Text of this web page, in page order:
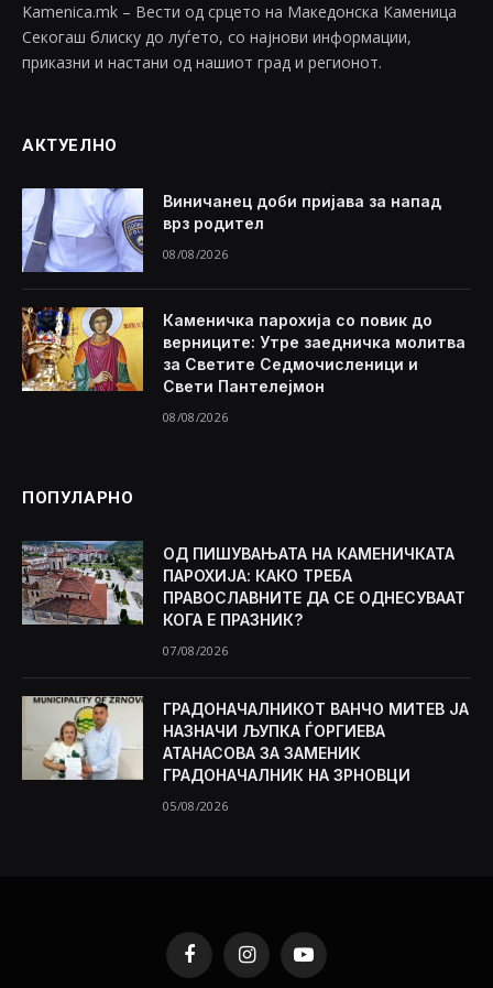
Kamenica.mk – Вести од срцето на Македонска Каменица
Секогаш блиску до луѓето, со најнови информации,
приказни и настани од нашиот град и регионот.
АКТУЕЛНО
Виничанец доби пријава за напад
врз родител
08/08/2026
Каменичка парохија со повик до
верниците: Утре заедничка молитва
за Светите Седмочисленици и
Свети Пантелејмон
08/08/2026
ПОПУЛАРНО
ОД ПИШУВАЊАТА НА КАМЕНИЧКАТА
ПАРОХИЈА: КАКО ТРЕБА
ПРАВОСЛАВНИТЕ ДА СЕ ОДНЕСУВААТ
КОГА Е ПРАЗНИК?
07/08/2026
ГРАДОНАЧАЛНИКОТ ВАНЧО МИТЕВ ЈА
НАЗНАЧИ ЉУПКА ЃОРГИЕВА
АТАНАСОВА ЗА ЗАМЕНИК
ГРАДОНАЧАЛНИК НА ЗРНОВЦИ
05/08/2026
FacebookInstagramYouTube